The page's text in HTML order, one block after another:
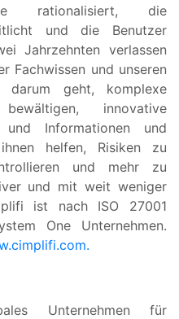
rationalisiert, die
und die Benutzer
Jahrzehnten verlassen
Fachwissen und unseren
darum geht, komplexe
innovative
Informationen und
helfen, Risiken zu
und mehr zu
und mit weit weniger
ist nach ISO 27001
One Unternehmen.
Unternehmen für